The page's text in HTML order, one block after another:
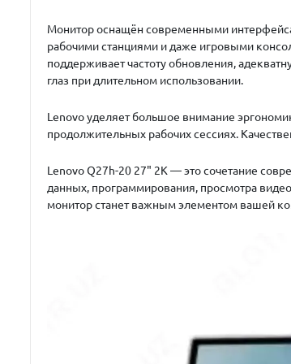
Монитор оснащён современными
рабочими станциями и даже игровыми
поддерживает частоту обновления,
глаз при длительном использовании.
Lenovo уделяет большое внимание
продолжительных рабочих сессиях.
Lenovo Q27h-20 27" 2K — это сочетание
данных, программирования, просмотра
монитор станет важным элементом вашей